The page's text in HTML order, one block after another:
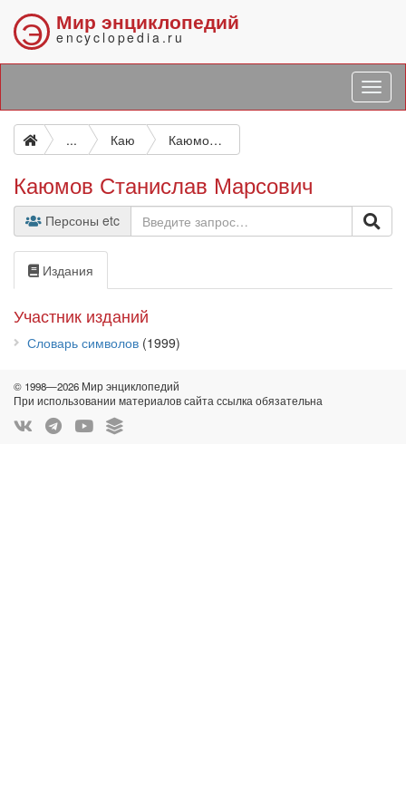
Э Мир энциклопедий
encyclopedia.ru
... Каю Каюмов Станислав Марсович
Каюмов Станислав Марсович
Персоны etc
Издания
Участник изданий
Словарь символов (1999)
© 1998—2026 Мир энциклопедий
При использовании материалов сайта ссылка обязательна